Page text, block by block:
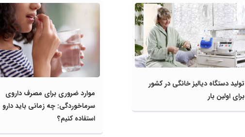
تولید دستگاه دیالیز خانگی در کشور
برای اولین بار
موارد ضروری برای مصرف داروی
سرماخوردگی: چه زمانی باید دارو
استفاده کنیم؟